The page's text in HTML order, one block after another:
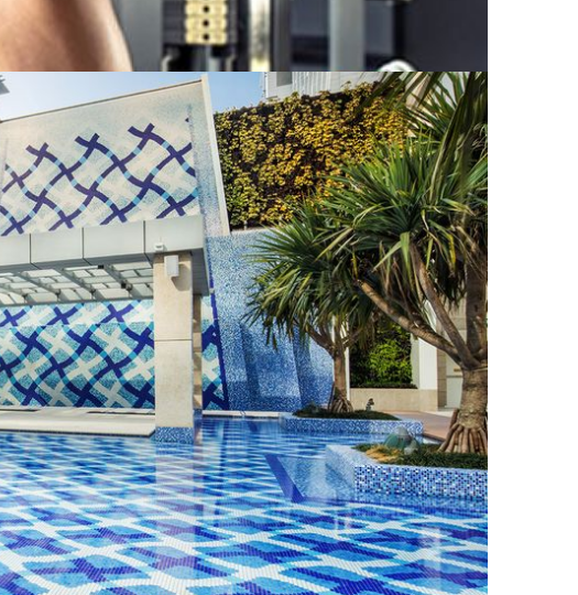
場所です。受賞歴のあるスパ施設では、特別プログラム
験をご用意しています。しっかり整える本格ケアから、短時
一息つきたいとき、心と体をリセットして、新たにエネル
小道を歩いたり、広々としたプールでゆったりと泳いだり
ぐしてくれるハイドロセラピージャグジーもご用意。心地